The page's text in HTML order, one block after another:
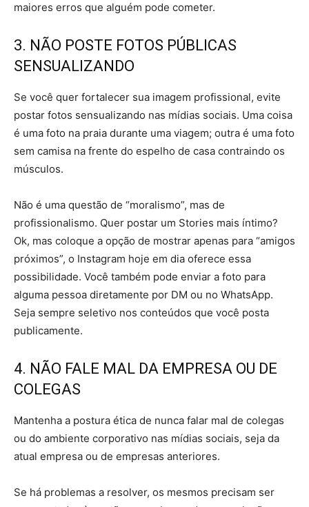
maiores erros que alguém pode cometer.
3. NÃO POSTE FOTOS PÚBLICAS
SENSUALIZANDO
Se você quer fortalecer sua imagem profissional, evite
postar fotos sensualizando nas mídias sociais. Uma coisa
é uma foto na praia durante uma viagem; outra é uma foto
sem camisa na frente do espelho de casa contraindo os
músculos.
Não é uma questão de “moralismo”, mas de
profissionalismo. Quer postar um Stories mais íntimo?
Ok, mas coloque a opção de mostrar apenas para “amigos
próximos”, o Instagram hoje em dia oferece essa
possibilidade. Você também pode enviar a foto para
alguma pessoa diretamente por DM ou no WhatsApp.
Seja sempre seletivo nos conteúdos que você posta
publicamente.
4. NÃO FALE MAL DA EMPRESA OU DE
COLEGAS
Mantenha a postura ética de nunca falar mal de colegas
ou do ambiente corporativo nas mídias sociais, seja da
atual empresa ou de empresas anteriores.
Se há problemas a resolver, os mesmos precisam ser